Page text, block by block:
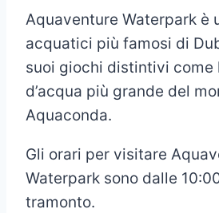
Aquaventure Waterpark è
acquatici più famosi di
suoi giochi distintivi come
d’acqua più grande del
Aquaconda.
Gli orari per visitare
Waterpark sono dalle
tramonto.